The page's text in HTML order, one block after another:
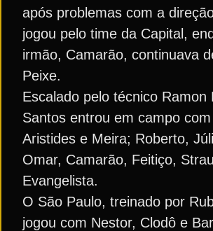
após problemas com a
jogou pelo time da Capital,
irmão, Camarão, continuava
Peixe.
Escalado pelo técnico Ramon
Santos entrou em campo com
Aristides e Meira; Roberto,
Omar, Camarão, Feitiço,
Evangelista.
O São Paulo, treinado por
jogou com Nestor, Clodô e